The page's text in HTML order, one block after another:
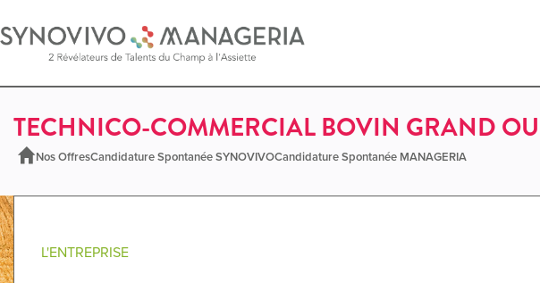
TECHNICO-COMMERCIAL BOVIN GRAND
Nos OffresCandidature Spontanée SYNOVIVOCandidature Spontanée MANAGERIA
L'ENTREPRISE